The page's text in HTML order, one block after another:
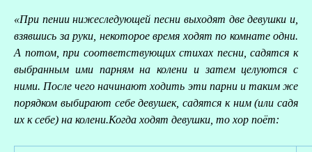
«При пении нижеследующей песни выходят две девушки и,
взявшись за руки, некоторое время ходят по комнате одни.
А потом, при соответствующих стихах песни, садятся к
выбранным ими парням на колени и затем целуются с
ними. После чего начинают ходить эти парни и таким же
порядком выбирают себе девушек, садятся к ним (или садя
их к себе) на колени.Когда ходят девушки, то хор поёт: